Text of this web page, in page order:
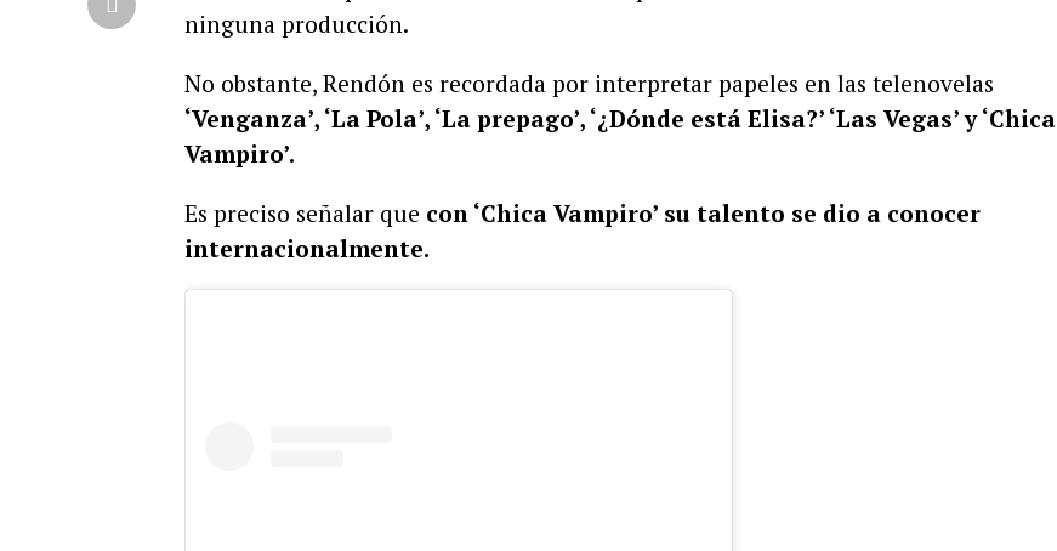
ninguna producción.
No obstante, Rendón es recordada por interpretar papeles en las telenovelas
‘Venganza’, ‘La Pola’, ‘La prepago’, ‘¿Dónde está Elisa?’ ‘Las Vegas’ y ‘Chica
Vampiro’.
Es preciso señalar que con ‘Chica Vampiro’ su talento se dio a conocer
internacionalmente.